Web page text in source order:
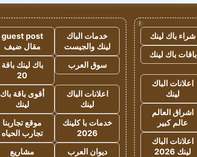
!
شراء باك لينك
باقات باك لينك
اعلانات الباك
لينك
اشراق العالم
عالم كبير
اعلانات الباك
لينك 2026
خدمات الباك
لينك والجيست
guest post
مقال ضيف
سوق العرب
باك لينك باقة
20
اعلانات الباك
لينك
أقوى باقة باك
لينك
خدمات با كلينك
2026
موقع تجاربنا
تجارب الحياه
ديوان العرب
مشاريع